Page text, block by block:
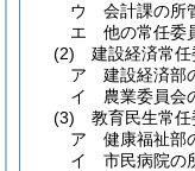
ウ
会計課の所
エ
他の常任委
(2)
建設経済常
ア
建設経済部
イ
農業委員会
(3)
教育民生常
ア
健康福祉部
イ
市民病院の